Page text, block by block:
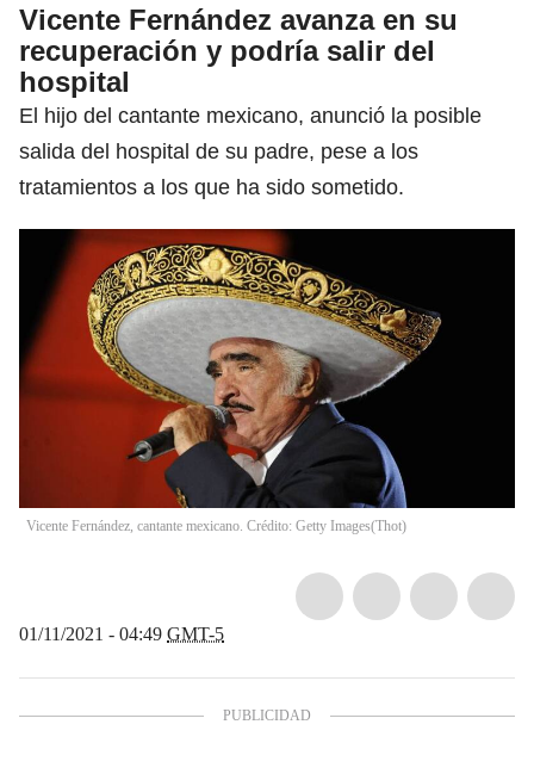
Vicente Fernández avanza en su
recuperación y podría salir del
hospital
El hijo del cantante mexicano, anunció la posible
salida del hospital de su padre, pese a los
tratamientos a los que ha sido sometido.
Vicente Fernández, cantante mexicano. Crédito: Getty Images(Thot)
01/11/2021 - 04:49 GMT-5